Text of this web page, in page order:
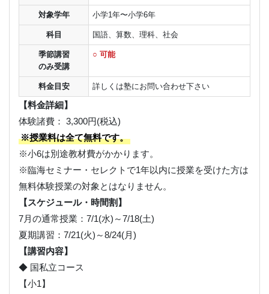
対象学年 小学1年〜小学6年
科目 国語、算数、理科、社会
季節講習
のみ受講
○ 可能
料金目安 詳しくは塾にお問い合わせ下さい
【料金詳細】
体験諸費： 3,300円(税込)
※授業料は全て無料です。
※小6は別途教材費がかかります。
※臨海セミナー・セレクトで1年以内に授業を受けた方は
無料体験授業の対象とはなりません。
【スケジュール・時間割】
7月の通常授業：7/1(水)～7/18(土)
夏期講習：7/21(火)～8/24(月)
【講習内容】
◆ 国私立コース
【小1】